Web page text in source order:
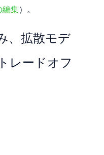
編集）。
、拡散モデ
レードオフ